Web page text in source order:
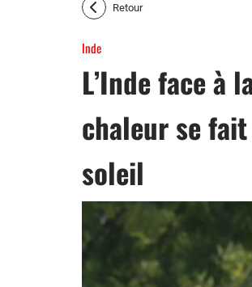
Retour
Inde
L’Inde face à
chaleur se
soleil